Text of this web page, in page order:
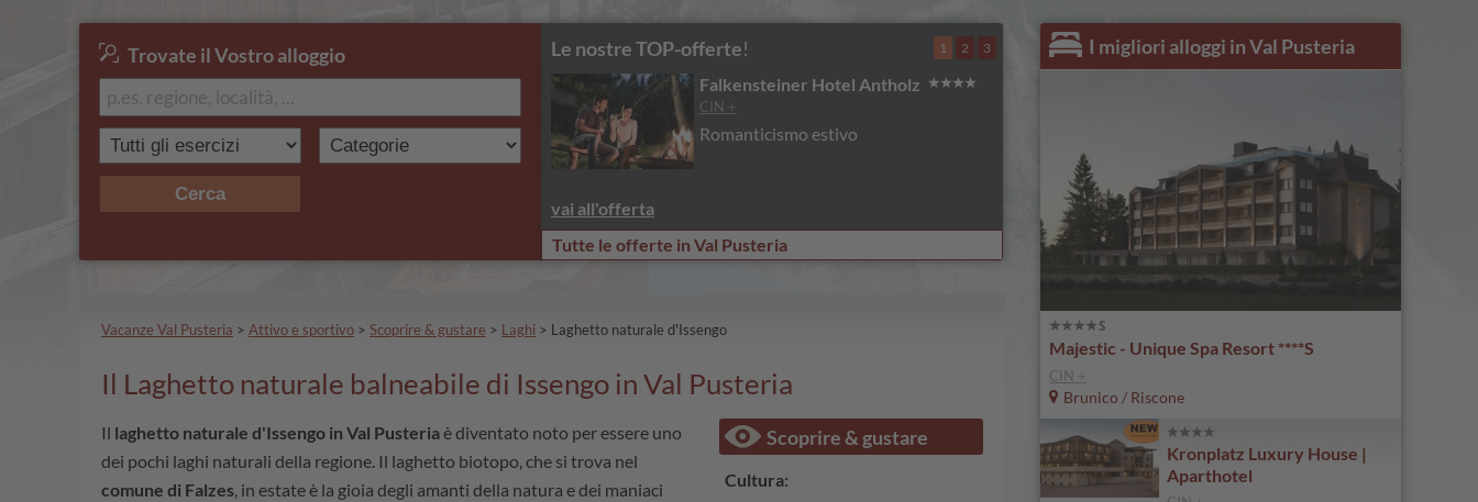
Trovate il Vostro alloggio
Cerca
Le nostre TOP-offerte!
Falkensteiner Hotel Antholz
CIN +
Romanticismo estivo
vai all'offerta
1 2 3
Tutte le offerte in Val Pusteria
Vacanze Val Pusteria > Attivo e sportivo > Scoprire & gustare > Laghi > Laghetto naturale d'Issengo
Il Laghetto naturale balneabile di Issengo in Val Pusteria
Il laghetto naturale d'Issengo in Val Pusteriaè diventato noto per essere uno
dei pochi laghi naturali della regione. Il laghetto biotopo, che si trova nel
comune di Falzes, in estate è la gioia degli amanti della natura e dei maniaci
Scoprire & gustare
Cultura:
I migliori alloggi in Val Pusteria
Majestic - Unique Spa Resort ****S
CIN +
Brunico / Riscone
Kronplatz Luxury House |
Aparthotel